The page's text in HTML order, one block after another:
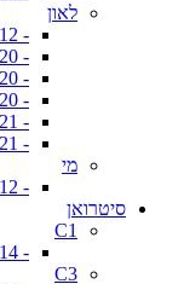
לאון
- 2006-2012
- 2013-2020
- 2013-2020 (3 דלתות)
- 2013-2020 (סטיישן)
- 2021+
- 2021+ (סטיישן)
מי
- 2012+
סיטרואן
C1
- 2014+
C3